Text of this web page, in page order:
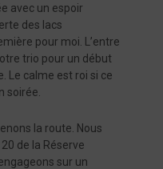
avec un espoir
des lacs
pour moi. L’entre
trio pour un début
Le calme est roi si ce
soirée.
la route. Nous
de la Réserve
sur un